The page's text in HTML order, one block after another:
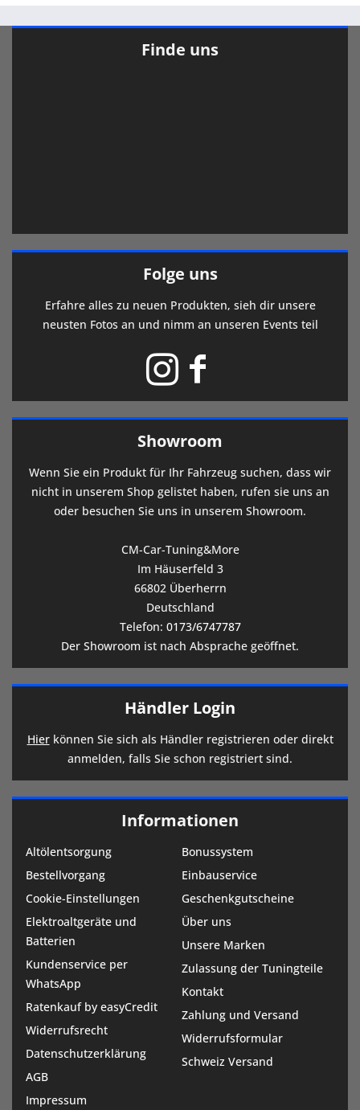
Finde uns
Folge uns
Erfahre alles zu neuen Produkten, sieh dir unsere
neusten Fotos an und nimm an unseren Events teil
Showroom
Wenn Sie ein Produkt für Ihr Fahrzeug suchen, dass wir
nicht in unserem Shop gelistet haben, rufen sie uns an
oder besuchen Sie uns in unserem Showroom.
CM-Car-Tuning&More
Im Häuserfeld 3
66802 Überherrn
Deutschland
Telefon: 0173/6747787
Der Showroom ist nach Absprache geöffnet.
Händler Login
Hierkönnen Sie sich als Händler registrieren oder direkt
anmelden, falls Sie schon registriert sind.
Informationen
Altölentsorgung
Bestellvorgang
Cookie-Einstellungen
Elektroaltgeräte und
Batterien
Kundenservice per
WhatsApp
Ratenkauf by easyCredit
Widerrufsrecht
Datenschutzerklärung
AGB
Impressum
Bonussystem
Einbauservice
Geschenkgutscheine
Über uns
Unsere Marken
Zulassung der Tuningteile
Kontakt
Zahlung und Versand
Widerrufsformular
Schweiz Versand